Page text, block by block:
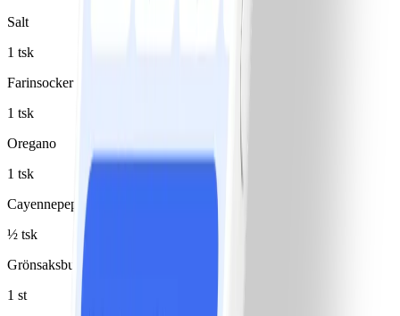
Salt
1 tsk
Farinsocker
1 tsk
Oregano
1 tsk
Cayennepeppar
½ tsk
Grönsaksbuljongtärning
1 st